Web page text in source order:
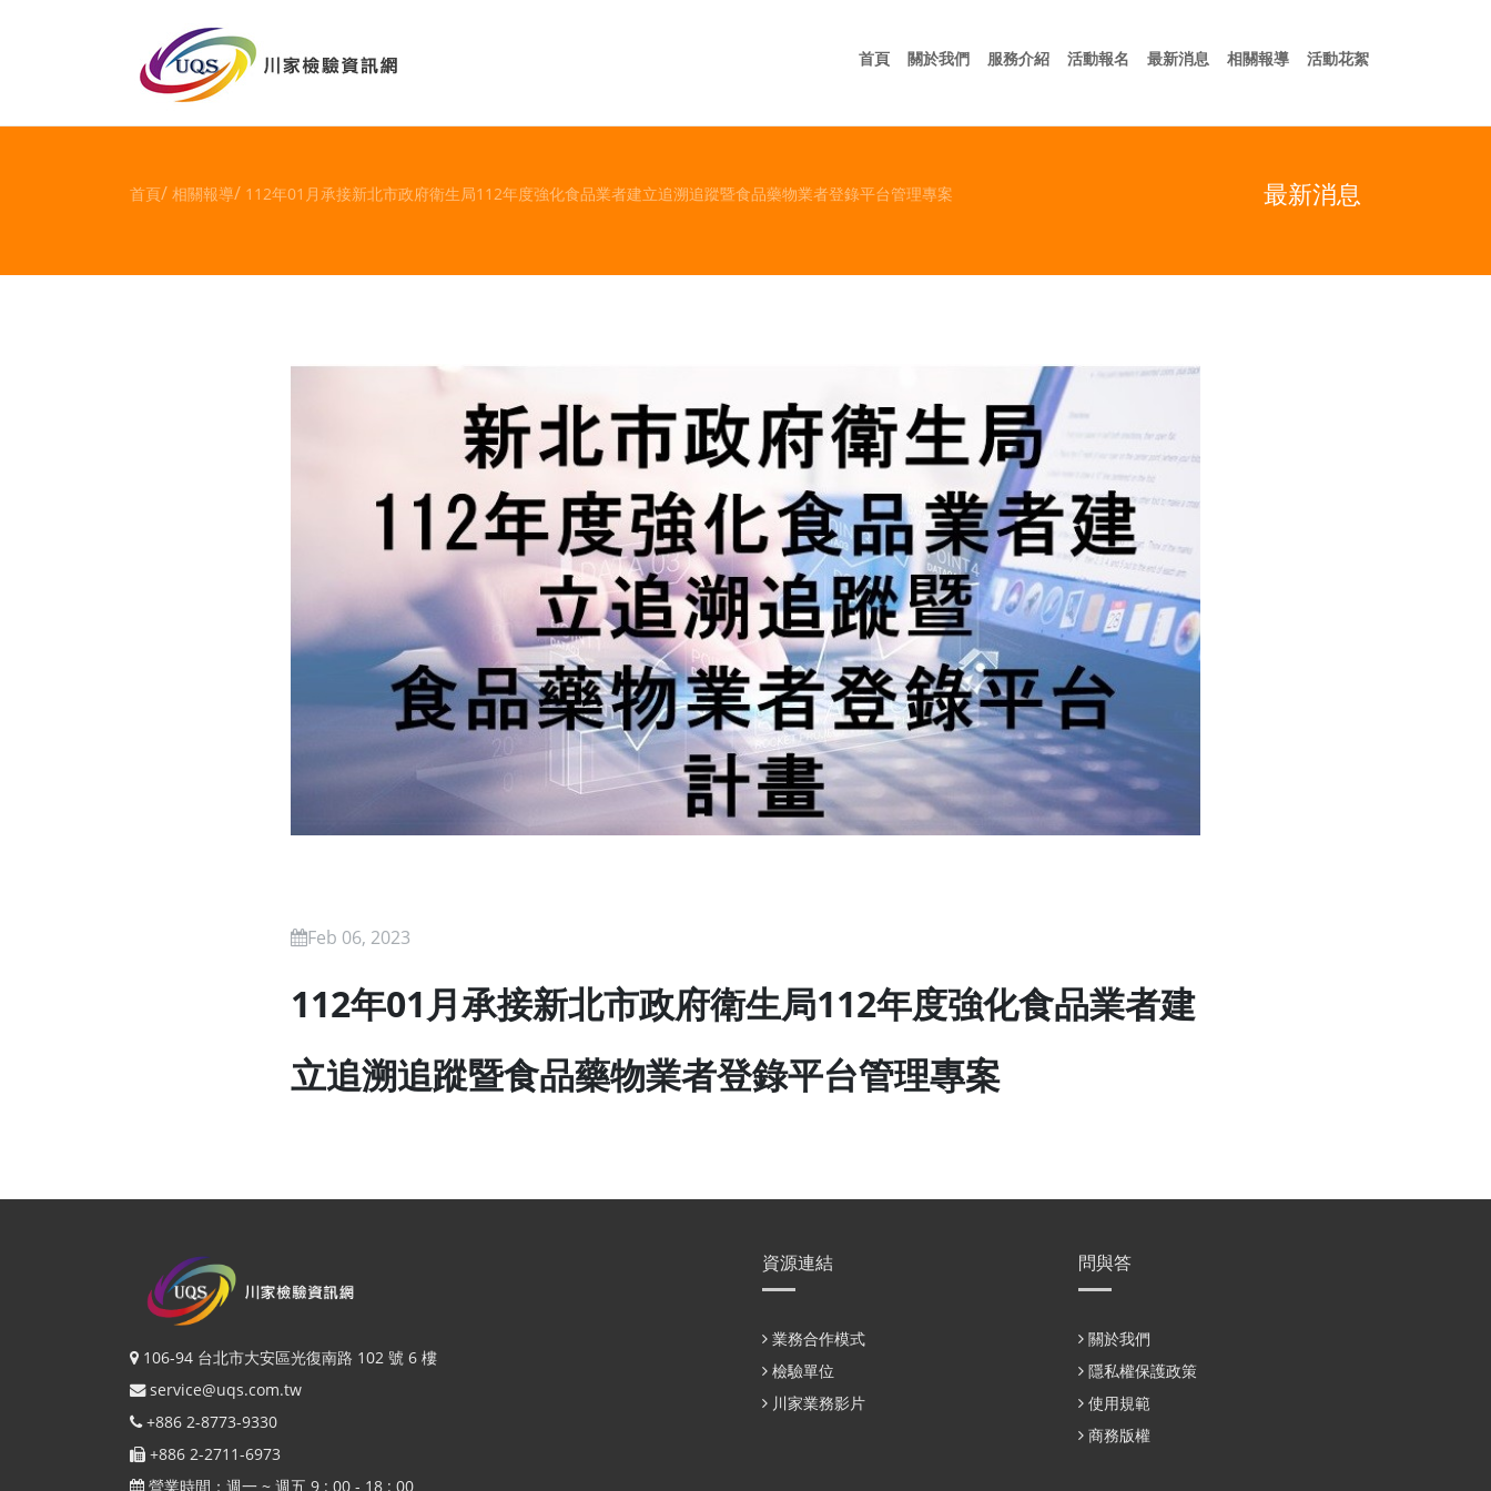
首頁首頁關於我們關於我們
服務介紹服務介紹
活動報名 活動報名
最新消息 最新消息
相關報導相關報導
活動花絮活動花絮
首頁 相關報導 112年01月承接新北市政府衛生局112年度強化食品業者建立追溯追蹤暨食品藥物業者登錄平台管理專案 最新消息
Feb 06, 2023
112年01月承接新北市政府衛生局112年度強化食品業者建
立追溯追蹤暨食品藥物業者登錄平台管理專案
106-94 台北市大安區光復南路 102 號 6 樓
service@uqs.com.tw
+886 2-8773-9330
+886 2-2711-6973
營業時間：週一 ~ 週五 9 : 00 - 18 : 00
資源連結
業務合作模式
檢驗單位
川家業務影片
問與答
關於我們
隱私權保護政策
使用規範
商務版權